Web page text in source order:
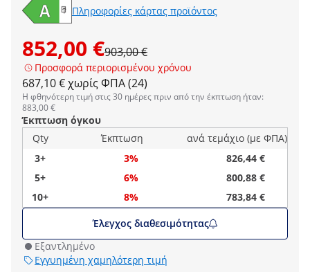
Πληροφορίες κάρτας προϊόντος
852,00 €903,00 €
Προσφορά περιορισμένου χρόνου
687,10 € χωρίς ΦΠΑ (24)
Η φθηνότερη τιμή στις 30 ημέρες πριν από την έκπτωση ήταν:
883,00 €
Έκπτωση όγκου
Qty
Έκπτωση
ανά τεμάχιο (με ΦΠΑ)
3+
3%
826,44 €
5+
6%
800,88 €
10+
8%
783,84 €
Έλεγχος διαθεσιμότητας
Εξαντλημένο
Εγγυημένη χαμηλότερη τιμή